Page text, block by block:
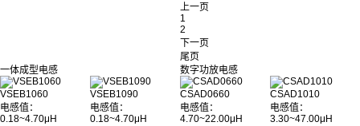
上一页
1
2
下一页
尾页
一体成型电感
VSEB1060
电感值：
0.18~4.70μH
VSEB1090
电感值：
0.18~4.70μH
数字功放电感
CSAD0660
电感值：
4.70~22.00μH
CSAD1010
电感值：
3.30~47.00μH